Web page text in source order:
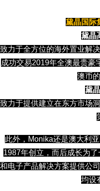
黛晶国际
黛晶
致力于全方位的海外置业解
成功交易2019年全澳最贵豪
澳币
黛
致力于提供建立在东方市场
此外，Monika还是澳大利
1987年创立，而后成长为
和电子产品解决方案提供公司
均设